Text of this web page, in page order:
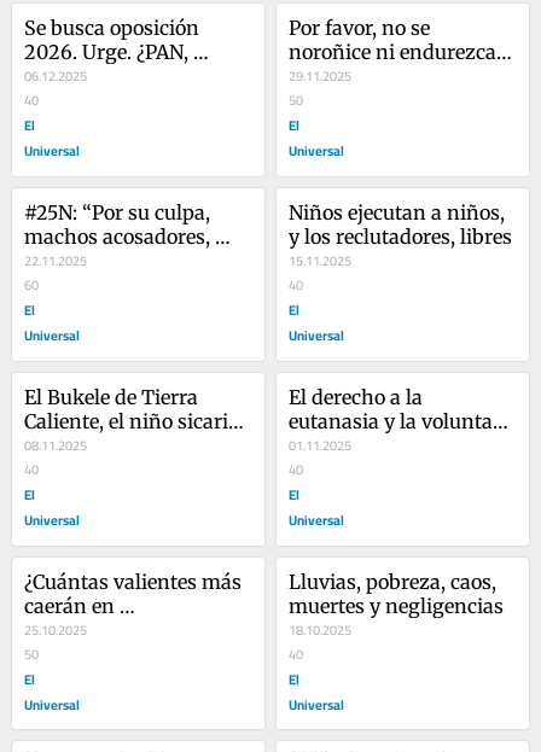
Se busca oposición
2026. Urge. ¿PAN,
Pétain y Salinas Pliego?
06.12.2025
40
El
Universal
Por favor, no se
noroñice ni endurezca,
Presidenta
29.11.2025
50
El
Universal
#25N: “Por su culpa,
machos acosadores,
ando en moto…”
22.11.2025
60
El
Universal
Niños ejecutan a niños,
y los reclutadores, libres
15.11.2025
40
El
Universal
El Bukele de Tierra
Caliente, el niño sicario
y la Presidenta
08.11.2025
40
El
Universal
El derecho a la
eutanasia y la voluntad
de Sheinbaum
01.11.2025
40
El
Universal
¿Cuántas valientes más
caerán en
NarcoMichoacán?
25.10.2025
50
El
Universal
Lluvias, pobreza, caos,
muertes y negligencias
18.10.2025
40
El
Universal